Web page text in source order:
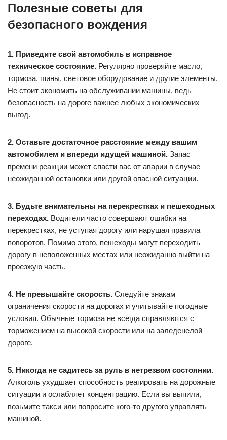
Полезные советы для
безопасного вождения
1. Приведите свой автомобиль в исправное
техническое состояние. Регулярно проверяйте масло,
тормоза, шины, световое оборудование и другие элементы.
Не стоит экономить на обслуживании машины, ведь
безопасность на дороге важнее любых экономических
выгод.
2. Оставьте достаточное расстояние между вашим
автомобилем и впереди идущей машиной. Запас
времени реакции может спасти вас от аварии в случае
неожиданной остановки или другой опасной ситуации.
3. Будьте внимательны на перекрестках и пешеходных
переходах. Водители часто совершают ошибки на
перекрестках, не уступая дорогу или нарушая правила
поворотов. Помимо этого, пешеходы могут переходить
дорогу в неположенных местах или неожиданно выйти на
проезжую часть.
4. Не превышайте скорость. Следуйте знакам
ограничения скорости на дорогах и учитывайте погодные
условия. Обычные тормоза не всегда справляются с
торможением на высокой скорости или на заледенелой
дороге.
5. Никогда не садитесь за руль в нетрезвом состоянии.
Алкоголь ухудшает способность реагировать на дорожные
ситуации и ослабляет концентрацию. Если вы выпили,
возьмите такси или попросите кого-то другого управлять
машиной.